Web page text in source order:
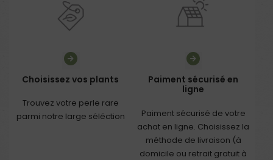
Choisissez vos plants
Trouvez votre perle rare
parmi notre large séléction
Paiment sécurisé en
ligne
Paiment sécurisé de votre
achat en ligne. Choisissez la
méthode de livraison (à
domicile ou retrait gratuit à